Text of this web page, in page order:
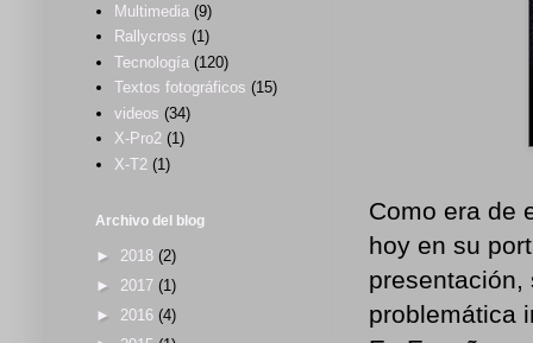
Como era de
hoy en su
presentación,
problemática
Multimedia (9)
Rallycross (1)
Tecnología (120)
Textos fotográficos (15)
videos (34)
X-Pro2 (1)
X-T2 (1)
Archivo del blog
► 2018 (2)
► 2017 (1)
► 2016 (4)